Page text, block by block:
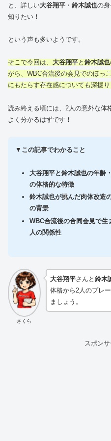
と、詳しい大谷翔平 ・ 鈴木誠也の
知りたい！
という声も多いようです。
そこで今回は、 大谷翔平と 鈴木誠也
がら、WBC合流後の会見でのほっ
にもたらす存在感についても深掘り
読み終える頃には、2人の意外な体
よく分かるはずです！
▼ この記事でわかること
大谷翔平と鈴木誠也の年齢
の体格的な特徴
鈴木誠也が挑んだ肉体改造
の背景
WBC合流後の合同会見で生
人の関係性
さくら
大谷翔平さんと 鈴木
体格から2人のプレ
ましょう。
スポン